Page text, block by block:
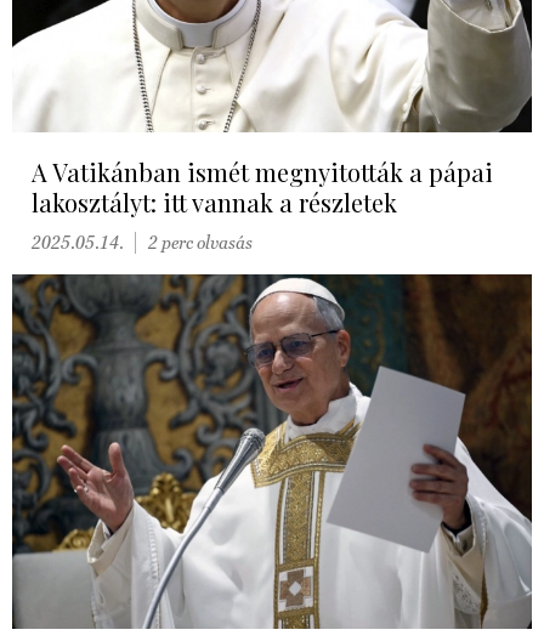
A Vatikánban ismét megnyitották a pápai
lakosztályt: itt vannak a részletek
2025.05.14. 2 perc olvasás